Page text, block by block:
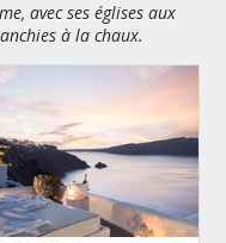
avec ses églises aux
à la chaux.